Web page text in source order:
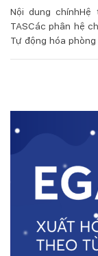
Nội dung chínhHệ
TASCác phân hệ
Tự động hóa